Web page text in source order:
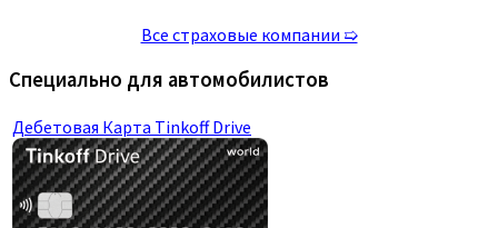
Все страховые компании ➯
Специально для автомобилистов
Дебетовая Карта Tinkoff Drive